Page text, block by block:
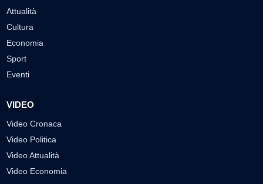
Attualità
Cultura
Economia
Sport
Eventi
VIDEO
Video Cronaca
Video Politica
Video Attualità
Video Economia